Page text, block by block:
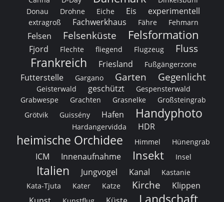
Donau
Drohne Eiche Eis experimentell
extragroß Fachwerkhaus Fähre Fehmarn
Felsen Felsenküste Felsformation
Fjord Flechte fliegend Flugzeug Fluss
Frankreich Friesland Fußgängerzone
Futterstelle Gargano Garten Gegenlicht
Geisterwald geschützt
Gespensterwald
Grabwespe
Grachten Grasnelke
Großsteingrab
Grötvik
Guissény Hafen Handyphoto
Hardangervidda HDR
heimische Orchidee Himmel Hünengrab
ICM Innenaufnahme Insekt Insel
Italien Jungvogel Kanal
Kastanie
Kata-Tjuta
Kater Katze Kirche
Klippen